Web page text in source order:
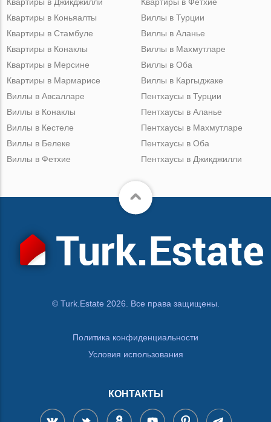
Квартиры в Коньяалты
Квартиры в Стамбуле
Квартиры в Конаклы
Квартиры в Мерсине
Квартиры в Мармарисе
Виллы в Турции
Виллы в Аланье
Виллы в Махмутларе
Виллы в Оба
Виллы в Каргыджаке
Виллы в Авсалларе
Виллы в Конаклы
Виллы в Кестеле
Виллы в Белеке
Виллы в Фетхие
Пентхаусы в Турции
Пентхаусы в Аланье
Пентхаусы в Махмутларе
Пентхаусы в Оба
Пентхаусы в Джикджилли
© Turk.Estate 2026. Все права защищены.
Политика конфиденциальности
Условия использования
КОНТАКТЫ